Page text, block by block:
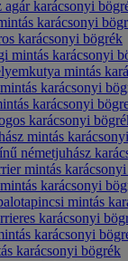
agár karácsonyi
karácsonyi
karácsonyi bögrék
mintás karácsonyi
mintás
karácsonyi
karácsonyi
karácsonyi
mintás
németjuhász
mintás
karácsonyi
mintás
karácsonyi
karácsonyi
karácsonyi bögrék